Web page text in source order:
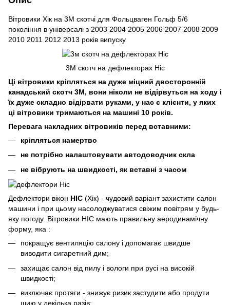
Вітровики Хік на 3М скотчі для Фольцваген Гольф 5/6
покоління в універсалі з 2003 2004 2005 2006 2007 2008 2009
2010 2011 2012 2013 років випуску
3M скотч на дефлекторах Hic
Ці вітровики кріпляться на дуже міцний двосторонній
канадський скотч 3М, вони ніколи не відірвуться на ходу і
їх дуже складно відірвати руками, у нас є клієнти, у яких
ці вітровики тримаються на машині 10 років.
Перевага накладних вітровиків перед вставними:
кріпляться намертво
не потрібно налаштовувати автодоводчик скла
не вібрують на швидкості, як вставні з часом
Дефлектори вікон HIC (Хік) - чудовий варіант захистити салон
машини і при цьому насолоджуватися свіжим повітрям у будь-
яку погоду. Вітровики HIC мають правильну аеродинамічну
форму, яка :
покращує вентиляцію салону і допомагає швидше
виводити сигаретний дим;
захищає салон від пилу і вологи при русі на високій
швидкості;
виключає протяги - знижує ризик застудити або продути
шию у декілька разів;